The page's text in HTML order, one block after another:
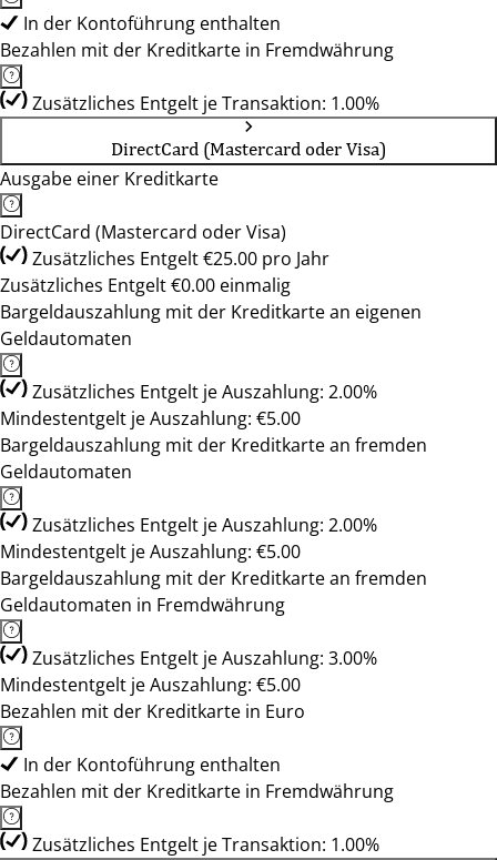
In der Kontoführung enthalten
Bezahlen mit der Kreditkarte in Fremdwährung
Zusätzliches Entgelt je Transaktion: 1.00%
DirectCard (Mastercard oder Visa)
Ausgabe einer Kreditkarte
DirectCard (Mastercard oder Visa)
Zusätzliches Entgelt €25.00 pro Jahr
Zusätzliches Entgelt €0.00 einmalig
Bargeldauszahlung mit der Kreditkarte an eigenen
Geldautomaten
Zusätzliches Entgelt je Auszahlung: 2.00%
Mindestentgelt je Auszahlung: €5.00
Bargeldauszahlung mit der Kreditkarte an fremden
Geldautomaten
Zusätzliches Entgelt je Auszahlung: 2.00%
Mindestentgelt je Auszahlung: €5.00
Bargeldauszahlung mit der Kreditkarte an fremden
Geldautomaten in Fremdwährung
Zusätzliches Entgelt je Auszahlung: 3.00%
Mindestentgelt je Auszahlung: €5.00
Bezahlen mit der Kreditkarte in Euro
In der Kontoführung enthalten
Bezahlen mit der Kreditkarte in Fremdwährung
Zusätzliches Entgelt je Transaktion: 1.00%